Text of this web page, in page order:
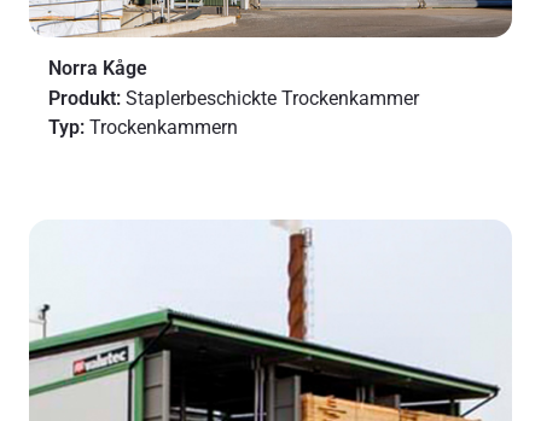
Norra Kåge
Produkt: Staplerbeschickte Trockenkammer
Typ: Trockenkammern